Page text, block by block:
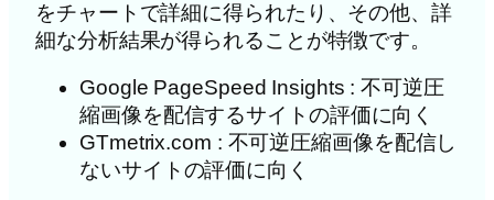
をチャートで詳細に得られたり、その他、詳
細な分析結果が得られることが特徴です。
Google PageSpeed Insights : 不可逆圧
縮画像を配信するサイトの評価に向く
GTmetrix.com : 不可逆圧縮画像を配信し
ないサイトの評価に向く